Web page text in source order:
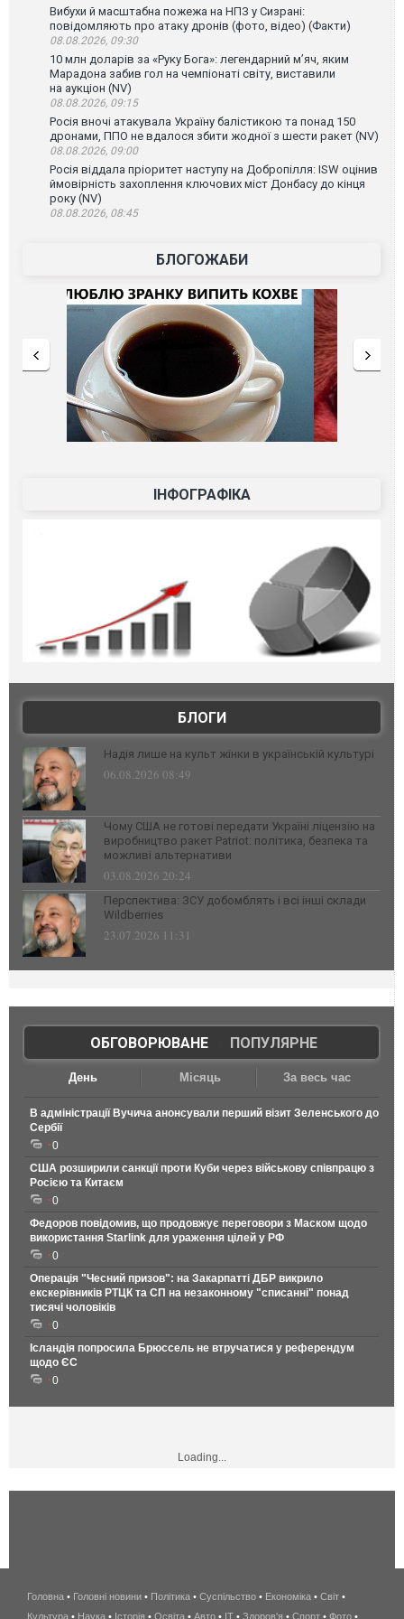
Вибухи й масштабна пожежа на НПЗ у Сизрані:
повідомляють про атаку дронів (фото, відео) (Факти)
08.08.2026, 09:30
10 млн доларів за «Руку Бога»: легендарний м’яч, яким
Марадона забив гол на чемпіонаті світу, виставили
на аукціон (NV)
08.08.2026, 09:15
Росія вночі атакувала Україну балістикою та понад 150
дронами, ППО не вдалося збити жодної з шести ракет (NV)
08.08.2026, 09:00
Росія віддала пріоритет наступу на Добропілля: ISW оцінив
ймовірність захоплення ключових міст Донбасу до кінця
року (NV)
08.08.2026, 08:45
БЛОГОЖАБИ
ІНФОГРАФІКА
БЛОГИ
Надія лише на культ жінки в українській культурі
06.08.2026 08:49
Чому США не готові передати Україні ліцензію на
виробництво ракет Patriot: політика, безпека та
можливі альтернативи
03.08.2026 20:24
Перспектива: ЗСУ добомблять і всі інші склади
Wildberries
23.07.2026 11:31
ОБГОВОРЮВАНЕ| ПОПУЛЯРНЕ
День Місяць За весь час
В адміністрації Вучича анонсували перший візит Зеленського до
Сербії
0
США розширили санкції проти Куби через військову співпрацю з
Росією та Китаєм
0
Федоров повідомив, що продовжує переговори з Маском щодо
використання Starlink для ураження цілей у РФ
0
Операція "Чесний призов": на Закарпатті ДБР викрило
екскерівників РТЦК та СП на незаконному "списанні" понад
тисячі чоловіків
0
Ісландія попросила Брюссель не втручатися у референдум
щодо ЄС
0
Loading...
беспроводной
интернет
Головна • Головні новини • Політика • Суспільство • Економіка • Світ •
Культура • Наука • Історія • Освіта • Авто • IT • Здоров'я • Спорт • Фото •